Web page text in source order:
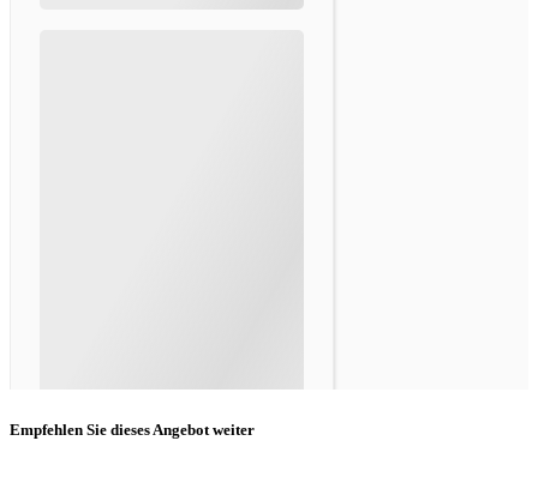
Empfehlen Sie dieses Angebot weiter